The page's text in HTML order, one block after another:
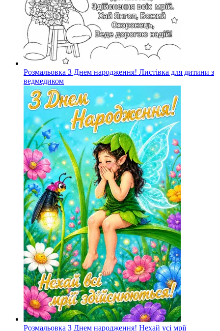
Розмальовка З Днем народження! Листівка для дитини з
ведмедиком
Розмальовка З Днем народження! Нехай усі мрії